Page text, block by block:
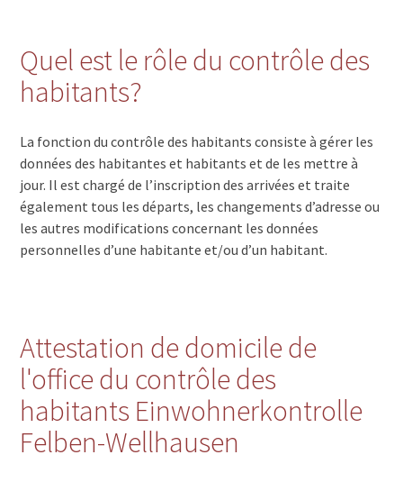
Quel est le rôle du contrôle des
habitants?
La fonction du contrôle des habitants consiste à gérer les
données des habitantes et habitants et de les mettre à
jour. Il est chargé de l’inscription des arrivées et traite
également tous les départs, les changements d’adresse ou
les autres modifications concernant les données
personnelles d’une habitante et/ou d’un habitant.
Attestation de domicile de
l'office du contrôle des
habitants Einwohnerkontrolle
Felben-Wellhausen